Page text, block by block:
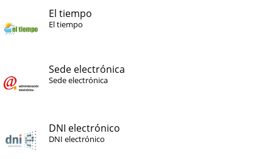
El tiempo
El tiempo
Sede electrónica
Sede electrónica
DNI electrónico
DNI electrónico